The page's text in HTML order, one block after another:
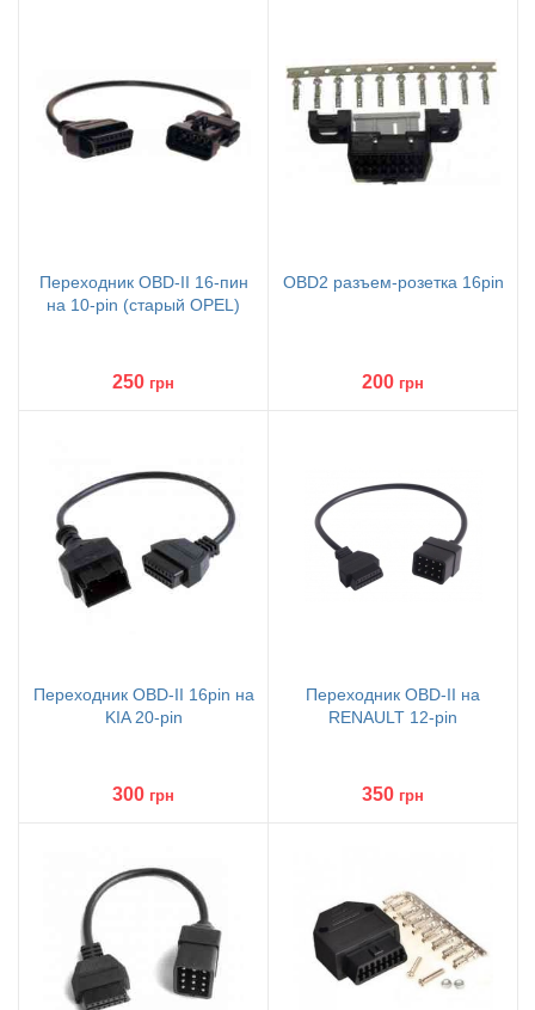
Переходник OBD-II 16-пин
на 10-pin (старый OPEL)
250 грн
OBD2 разъем-розетка 16pin
200 грн
Переходник OBD-II 16pin на
KIA 20-pin
300 грн
Переходник OBD-II на
RENAULT 12-pin
350 грн